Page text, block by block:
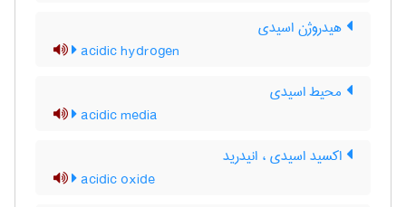
هیدروژن اسیدی
acidic hydrogen
محیط اسیدی
acidic media
اکسید اسیدی ، انیدرید
acidic oxide